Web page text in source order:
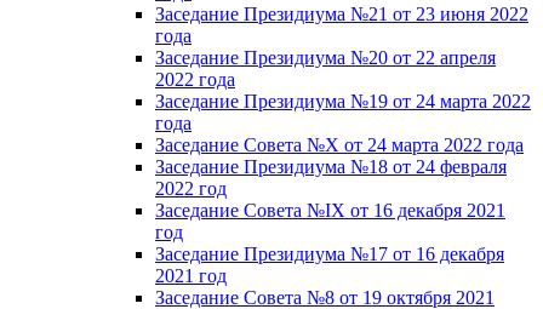
Заседание Президиума №21 от 23 июня 2022
года
Заседание Президиума №20 от 22 апреля
2022 года
Заседание Президиума №19 от 24 марта 2022
года
Заседание Совета №X от 24 марта 2022 года
Заседание Президиума №18 от 24 февраля
2022 год
Заседание Совета №IX от 16 декабря 2021
год
Заседание Президиума №17 от 16 декабря
2021 год
Заседание Совета №8 от 19 октября 2021